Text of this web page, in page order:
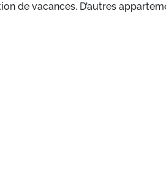
de vacances. D’autres
"La Croisette' par un télébenne